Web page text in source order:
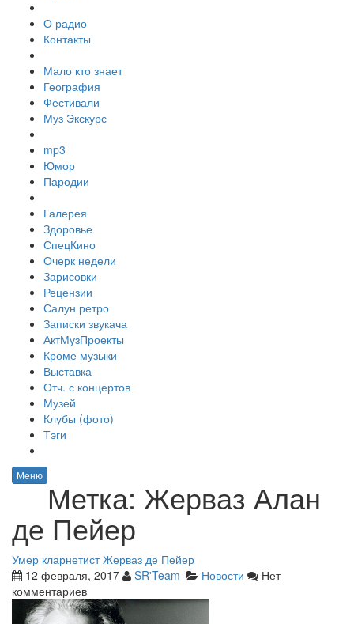
О радио
Контакты
Мало кто знает
География
Фестивали
Муз Экскурс
mp3
Юмор
Пародии
Галерея
Здоровье
СпецКино
Очерк недели
Зарисовки
Рецензии
Салун ретро
Записки звукача
АктМузПроекты
Кроме музыки
Выставка
Отч. с концертов
Музей
Клубы (фото)
Тэги
Меню
Метка: Жерваз Алан
де Пейер
Умер кларнетист Жерваз де Пейер
12 февраля, 2017
SR'Team Новости
Нет
комментариев